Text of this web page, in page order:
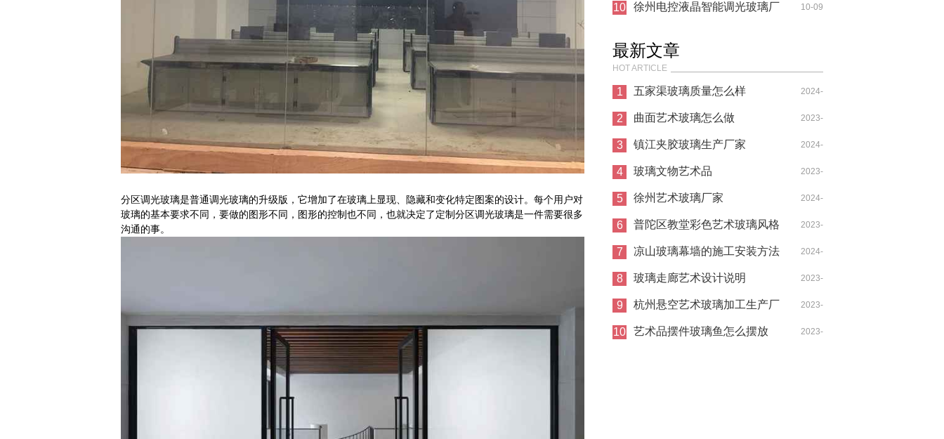
分区调光玻璃是普通调光玻璃的升级版，它增加了在玻璃上显现、隐藏和变化特定图案的设计。每个用户对
玻璃的基本要求不同，要做的图形不同，图形的控制也不同，也就决定了定制分区调光玻璃是一件需要很多
沟通的事。
10 徐州电控液晶智能调光玻璃厂 10-09
最新文章
HOT ARTICLE
1 五家渠玻璃质量怎么样 2024-
05-25
2 曲面艺术玻璃怎么做 2023-
08-26
3 镇江夹胶玻璃生产厂家 2024-
02-15
4 玻璃文物艺术品 2023-
05-31
5 徐州艺术玻璃厂家 2024-
07-20
6 普陀区教堂彩色艺术玻璃风格
推荐
2023-
09-28
7 凉山玻璃幕墙的施工安装方法 2024-
02-13
8 玻璃走廊艺术设计说明 2023-
10-09
9 杭州悬空艺术玻璃加工生产厂
家馆实拍
2023-
05-22
10 艺术品摆件玻璃鱼怎么摆放 2023-